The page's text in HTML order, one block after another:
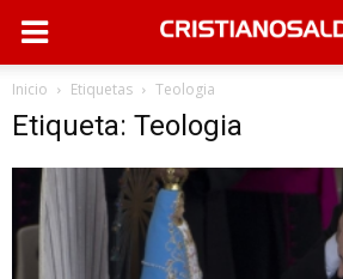
Inicio Etiquetas Teologia
Etiqueta: Teologia